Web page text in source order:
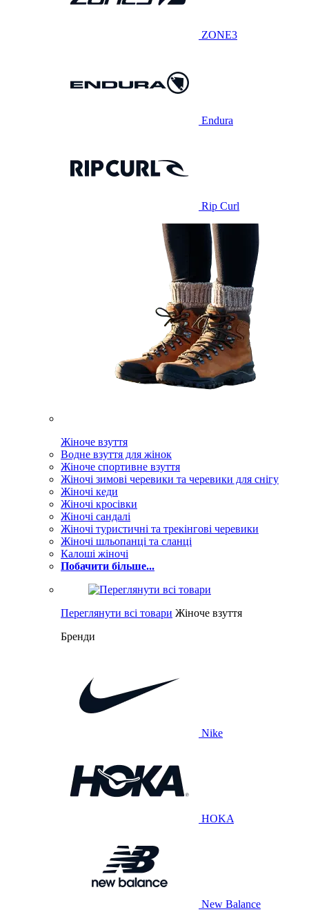
ZONE3
Endura
Rip Curl
Жіноче взуття
Водне взуття для жінок
Жіноче спортивне взуття
Жіночі зимові черевики та черевики для снігу
Жіночі кеди
Жіночі кросівки
Жіночі сандалі
Жіночі туристичні та трекінгові черевики
Жіночі шльопанці та сланці
Калоші жіночі
Побачити більше...
Переглянути всі товари Жіноче взуття
Бренди
Nike
HOKA
New Balance